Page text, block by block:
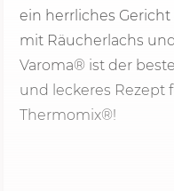
ein herrliches
mit Räucherlachs
Varoma® ist der
und leckeres Rezept
Thermomix®!